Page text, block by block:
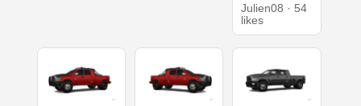
Julien08 · 54
likes